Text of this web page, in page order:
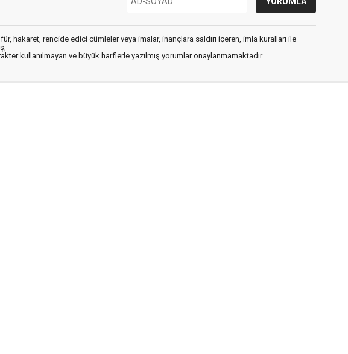
hakaret, rencide edici cümleler veya imalar, inançlara saldırı içeren, imla kuralları ile
kullanılmayan ve büyük harflerle yazılmış yorumlar onaylanmamaktadır.